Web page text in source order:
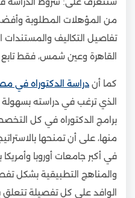
من المؤهلات المطلوبة
تفاصيل التكاليف
القاهرة وعين شمس، فقط
كما أن دراسة الدكتوراه في
الذي ترغب في دراسته
برامج الدكتوراه في كل
منها، على أن تمنحها
في أكبر جامعات أوروبا وأمريكا
والمناهج التطبيقية بشكل
الوافد على كل تفصيلة تتعلق